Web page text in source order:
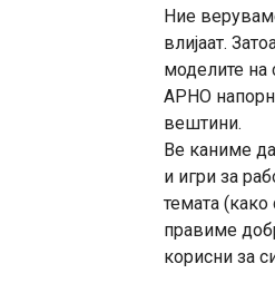
Ние
влијаат.
моделите на
АРНО
вештини.
Ве каниме
и игри за
темата
правиме
корисни за